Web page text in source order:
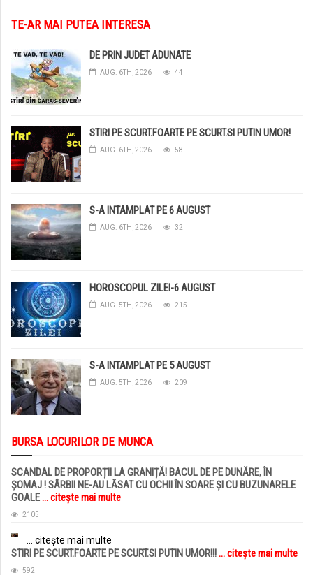
TE-AR MAI PUTEA INTERESA
DE PRIN JUDET ADUNATE
AUG. 6TH, 2026 44
STIRI PE SCURT.FOARTE PE SCURT.SI PUTIN UMOR!
AUG. 6TH, 2026 58
S-A INTAMPLAT PE 6 AUGUST
AUG. 6TH, 2026 32
HOROSCOPUL ZILEI-6 AUGUST
AUG. 5TH, 2026 215
S-A INTAMPLAT PE 5 AUGUST
AUG. 5TH, 2026 209
BURSA LOCURILOR DE MUNCA
SCANDAL DE PROPORȚII LA GRANIȚĂ! BACUL DE PE DUNĂRE, ÎN
ȘOMAJ ! SÂRBII NE-AU LĂSAT CU OCHII ÎN SOARE ȘI CU BUZUNARELE
GOALE... citește mai multe
2105
... citește mai multe
STIRI PE SCURT.FOARTE PE SCURT.SI PUTIN UMOR!!!... citește mai multe
592